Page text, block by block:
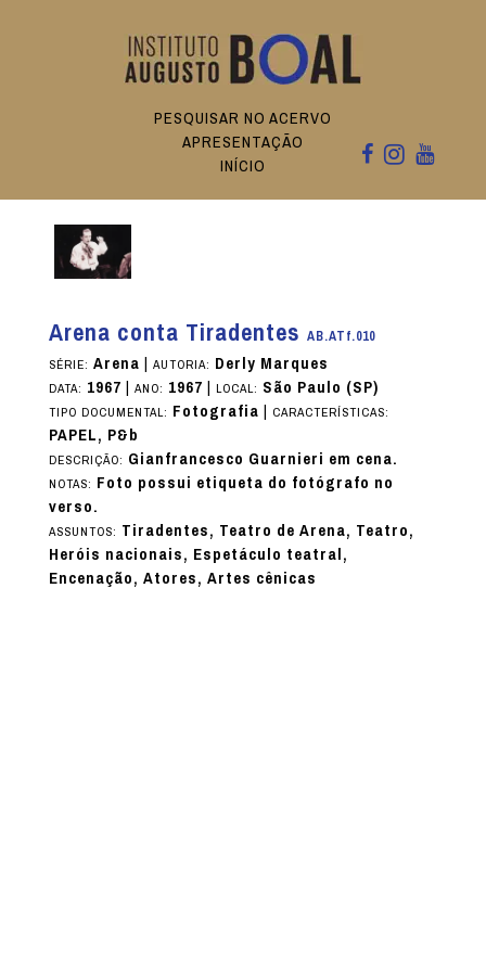
PESQUISAR NO ACERVO
APRESENTAÇÃO
INÍCIO
Arena conta Tiradentes AB.ATf.010
SÉRIE: Arena| AUTORIA: Derly Marques
DATA: 1967| ANO: 1967| LOCAL: São Paulo (SP)
TIPO DOCUMENTAL: Fotografia| CARACTERÍSTICAS:
PAPEL, P&b
DESCRIÇÃO: Gianfrancesco Guarnieri em cena.
NOTAS: Foto possui etiqueta do fotógrafo no
verso.
ASSUNTOS: Tiradentes, Teatro de Arena, Teatro,
Heróis nacionais, Espetáculo teatral,
Encenação, Atores, Artes cênicas